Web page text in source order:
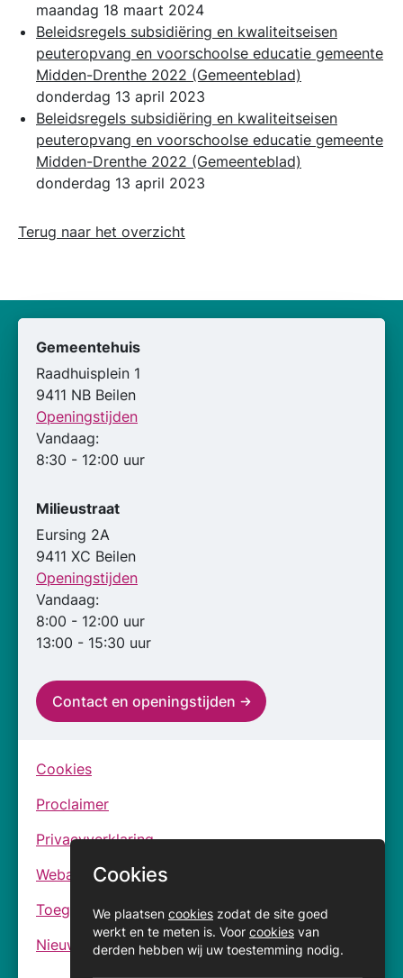
maandag 18 maart 2024
Beleidsregels subsidiëring en kwaliteitseisen
peuteropvang en voorschoolse educatie gemeente
Midden-Drenthe 2022 (Gemeenteblad)
donderdag 13 april 2023
Beleidsregels subsidiëring en kwaliteitseisen
peuteropvang en voorschoolse educatie gemeente
Midden-Drenthe 2022 (Gemeenteblad)
donderdag 13 april 2023
Terug naar het overzicht
Gemeentehuis
Raadhuisplein 1
9411 NB Beilen
Openingstijden
Vandaag:
8:30 - 12:00 uur
Milieustraat
Eursing 2A
9411 XC Beilen
Openingstijden
Vandaag:
8:00 - 12:00 uur
13:00 - 15:30 uur
Contact en openingstijden
Cookies
Proclaimer
Privacyverklaring
Webarchief
Toegankelijkheidsverklaringen
Nieuwsbrief
Cookies
We plaatsen cookies zodat de site goed
werkt en te meten is. Voor cookies van
derden hebben wij uw toestemming nodig.